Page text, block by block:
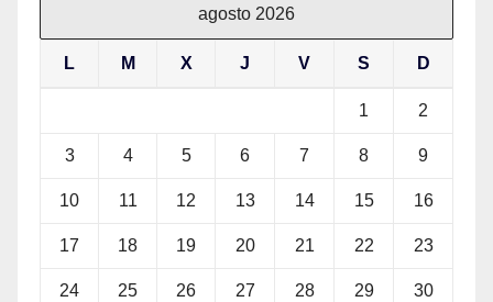
agosto 2026
L M X J V S D
1 2
3 4 5 6 7 8 9
10 11 12 13 14 15 16
17 18 19 20 21 22 23
24 25 26 27 28 29 30